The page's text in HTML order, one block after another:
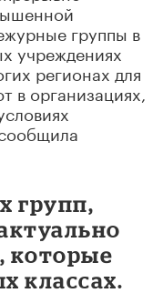
группы в
учреждениях
регионах для
в организациях,
групп,
которые
классах.